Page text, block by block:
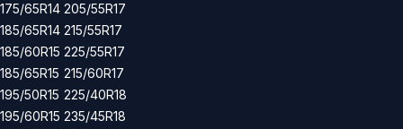
175/65R14
185/65R14
185/60R15
185/65R15
195/50R15
195/60R15
205/55R17
215/55R17
225/55R17
215/60R17
225/40R18
235/45R18